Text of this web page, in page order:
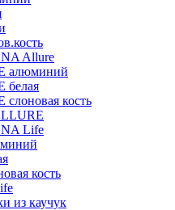
Allure
алюминий
белая
кость
Life
кость
из каучук